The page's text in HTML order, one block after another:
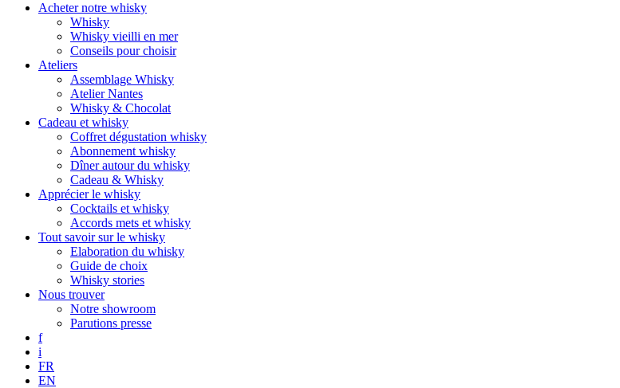
Acheter notre whisky
Whisky
Whisky vieilli en mer
Conseils pour choisir
Ateliers
Assemblage Whisky
Atelier Nantes
Whisky & Chocolat
Cadeau et whisky
Coffret dégustation whisky
Abonnement whisky
Dîner autour du whisky
Cadeau & Whisky
Apprécier le whisky
Cocktails et whisky
Accords mets et whisky
Tout savoir sur le whisky
Elaboration du whisky
Guide de choix
Whisky stories
Nous trouver
Notre showroom
Parutions presse
f
i
FR
EN